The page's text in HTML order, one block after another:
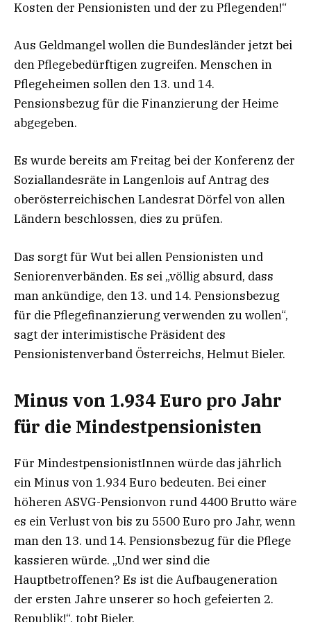
Kosten der Pensionisten und der zu Pflegenden!“
Aus Geldmangel wollen die Bundesländer jetzt bei
den Pflegebedürftigen zugreifen. Menschen in
Pflegeheimen sollen den 13. und 14.
Pensionsbezug für die Finanzierung der Heime
abgegeben.
Es wurde bereits am Freitag bei der Konferenz der
Soziallandesräte in Langenlois auf Antrag des
oberösterreichischen Landesrat Dörfel von allen
Ländern beschlossen, dies zu prüfen.
Das sorgt für Wut bei allen Pensionisten und
Seniorenverbänden. Es sei „völlig absurd, dass
man ankündige, den 13. und 14. Pensionsbezug
für die Pflegefinanzierung verwenden zu wollen“,
sagt der interimistische Präsident des
Pensionistenverband Österreichs, Helmut Bieler.
Minus von 1.934 Euro pro Jahr
für die Mindestpensionisten
Für MindestpensionistInnen würde das jährlich
ein Minus von 1.934 Euro bedeuten. Bei einer
höheren ASVG-Pensionvon rund 4400 Brutto wäre
es ein Verlust von bis zu 5500 Euro pro Jahr, wenn
man den 13. und 14. Pensionsbezug für die Pflege
kassieren würde. „Und wer sind die
Hauptbetroffenen? Es ist die Aufbaugeneration
der ersten Jahre unserer so hoch gefeierten 2.
Republik!“, tobt Bieler.